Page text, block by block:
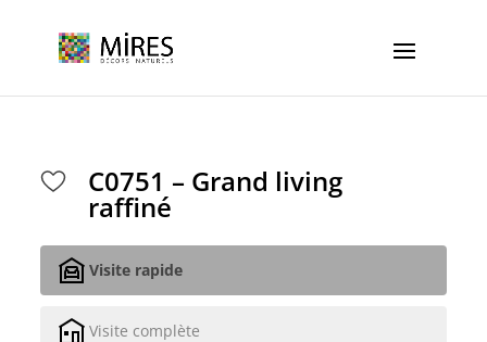
C0751 – Grand living
raffiné
Visite rapide
Visite complète